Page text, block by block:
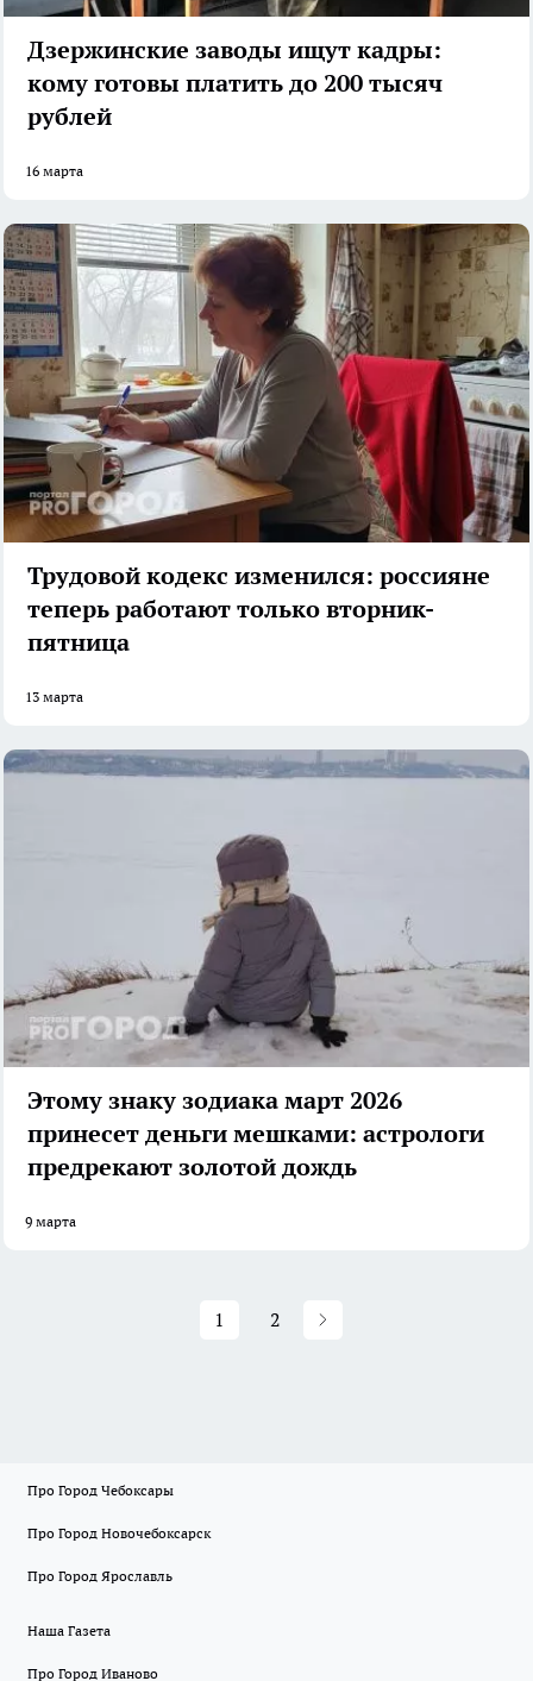
Дзержинские заводы ищут кадры:
кому готовы платить до 200 тысяч
рублей
16 марта
Трудовой кодекс изменился: россияне
теперь работают только вторник-
пятница
13 марта
Этому знаку зодиака март 2026
принесет деньги мешками: астрологи
предрекают золотой дождь
9 марта
1 2
Про Город Чебоксары
Про Город Новочебоксарск
Про Город Ярославль
Наша Газета
Про Город Иваново